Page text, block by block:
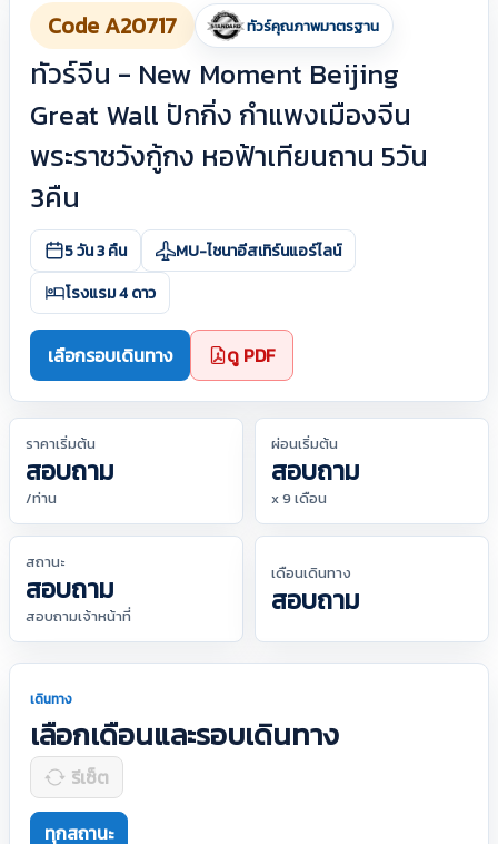
Code A20717 ทัวร์คุณภาพมาตรฐาน
ทัวร์จีน - New Moment Beijing
Great Wall ปักกิ่ง กำแพงเมืองจีน
พระราชวังกู้กง หอฟ้าเทียนถาน 5วัน
3คืน
5 วัน 3 คืน
MU-ไชนาอีสเทิร์นแอร์ไลน์
โรงแรม 4 ดาว
เลือกรอบเดินทาง ดู PDF
ราคาเริ่มต้น
สอบถาม
/ท่าน
ผ่อนเริ่มต้น
สอบถาม
x 9 เดือน
สถานะ
สอบถาม
สอบถามเจ้าหน้าที่
เดือนเดินทาง
สอบถาม
เดินทาง
เลือกเดือนและรอบเดินทาง
รีเซ็ต
ทุกสถานะ